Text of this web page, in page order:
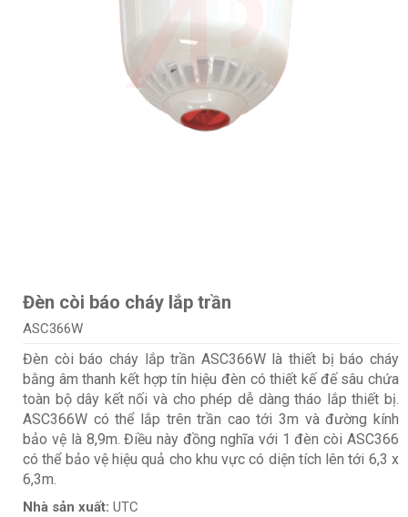
Đèn còi báo cháy lắp trần
ASC366W
Đèn còi báo cháy lắp trần ASC366W là thiết bị báo cháy
bằng âm thanh kết hợp tín hiệu đèn có thiết kế đế sâu chứa
toàn bộ dây kết nối và cho phép dễ dàng tháo lắp thiết bị.
ASC366W có thể lắp trên trần cao tới 3m và đường kính
bảo vệ là 8,9m. Điều này đồng nghĩa với 1 đèn còi ASC366
có thể bảo vệ hiệu quả cho khu vực có diện tích lên tới 6,3 x
6,3m.
Nhà sản xuất: UTC